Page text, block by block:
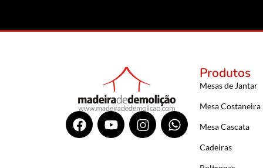
Produtos
Mesas de Jantar
Mesa Costaneira
Mesa Cascata
Cadeiras